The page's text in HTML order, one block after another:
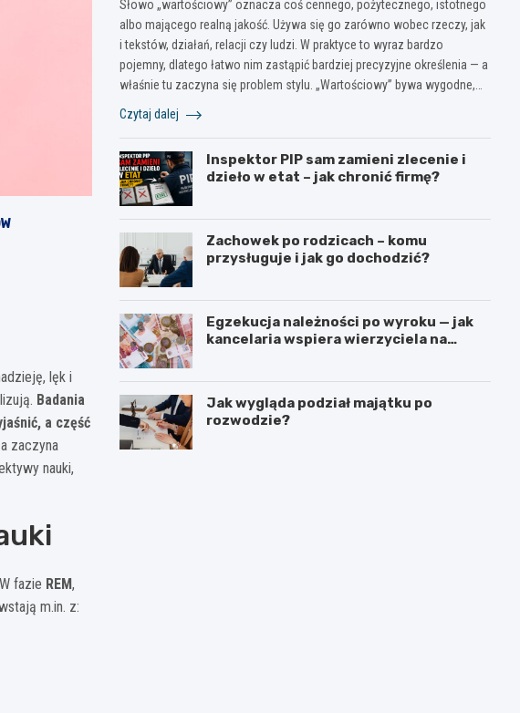
lęk i
Badania
a część
zaczyna
nauki,
fazie REM,
m.in. z:
Słowo „wartościowy” oznacza coś cennego, pożytecznego, istotnego
albo mającego realną jakość. Używa się go zarówno wobec rzeczy, jak
i tekstów, działań, relacji czy ludzi. W praktyce to wyraz bardzo
pojemny, dlatego łatwo nim zastąpić bardziej precyzyjne określenia — a
właśnie tu zaczyna się problem stylu. „Wartościowy” bywa wygodne,…
Czytaj dalej
Inspektor PIP sam zamieni zlecenie i
dzieło w etat – jak chronić firmę?
Zachowek po rodzicach – komu
przysługuje i jak go dochodzić?
Egzekucja należności po wyroku — jak
kancelaria wspiera wierzyciela na
Jak wygląda podział majątku po
rozwodzie?